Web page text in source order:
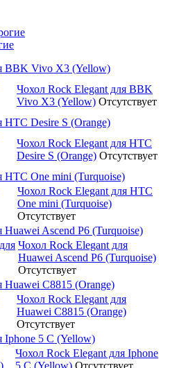
BBK Vivo X3 (Yellow)
Чохол Rock Elegant для BBK
Vivo X3 (Yellow) Отсутствует
HTC Desire S (Orange)
Чохол Rock Elegant для HTC
Desire S (Orange) Отсутствует
HTC One mini (Turquoise)
Чохол Rock Elegant для HTC
One mini (Turquoise)
Отсутствует
Huawei Ascend P6 (Turquoise)
Чохол Rock Elegant для
Huawei Ascend P6 (Turquoise)
Отсутствует
Huawei C8815 (Orange)
Чохол Rock Elegant для
Huawei C8815 (Orange)
Отсутствует
Iphone 5 C (Yellow)
Чохол Rock Elegant для Iphone
5 C (Yellow) Отсутствует